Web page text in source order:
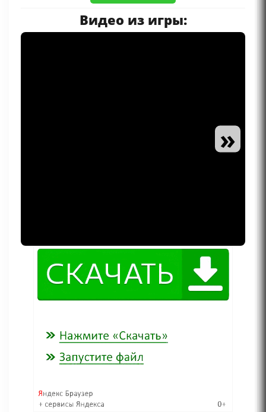
Видео из игры:
»